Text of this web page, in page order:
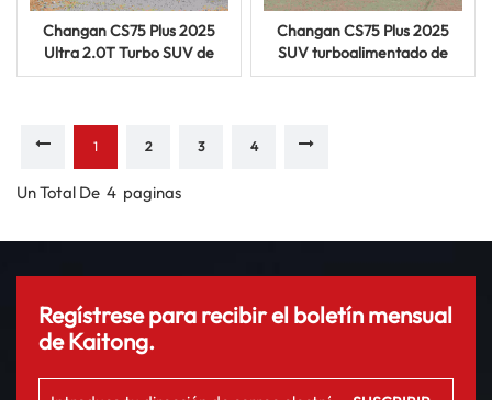
Changan CS75 Plus 2025
Ultra 2.0T Turbo SUV de
cinco puertas con motor de
Changan CS75 Plus 2025
SUV turboalimentado de
1.5T, cinco plazas, gasolina
1 2 3 4
Un Total De 4 Paginas
Regístrese para recibir el boletín mensual
de Kaitong.